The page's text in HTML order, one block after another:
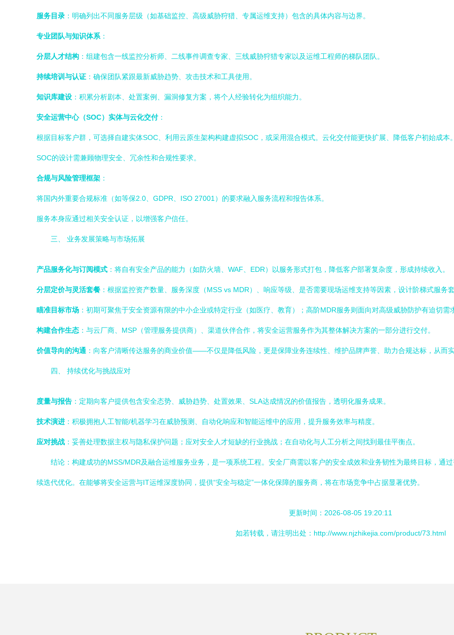
服务目录 ：明确列出不同服务层级（如基础监控、高级威胁狩猎、专属运维支持）包含的具体内容与边界。
专业团队与知识体系 ：
分层人才结构 ：组建包含一线监控分析师、二线事件调查专家、三线威胁狩猎专家以及运维工程师的梯队团队。
持续培训与认证 ：确保团队紧跟最新威胁趋势、攻击技术和工具使用。
知识库建设 ：积累分析剧本、处置案例、漏洞修复方案，将个人经验转化为组织能力。
安全运营中心（SOC）实体与云化交付：
根据目标客户群，可选择自建实体SOC、利用云原生架构构建虚拟SOC，或采用混合模式。云化交付能更快扩展、降低客户初始成本
SOC的设计需兼顾物理安全、冗余性和合规性要求。
合规与风险管理框架 ：
将国内外重要合规标准（如等保2.0、GDPR、ISO 27001）的要求融入服务流程和报告体系。
服务本身应通过相关安全认证，以增强客户信任。
三、 业务发展策略与市场拓展
产品服务化与订阅模式 ：将自有安全产品的能力（如防火墙、WAF、EDR）以服务形式打包，降低客户部署复杂度，形成持续收入。
分层定价与灵活套餐 ：根据监控资产数量、服务深度（MSS vs MDR）、响应等级、是否需要现场运维支持等因素，设计阶梯式服务
瞄准目标市场 ：初期可聚焦于安全资源有限的中小企业或特定行业（如医疗、教育）；高阶MDR服务则面向对高级威胁防护有迫切
构建合作生态 ：与云厂商、MSP（管理服务提供商）、渠道伙伴合作，将安全运营服务作为其整体解决方案的一部分进行交付。
价值导向的沟通 ：向客户清晰传达服务的商业价值——不仅是降低风险，更是保障业务连续性、维护品牌声誉、助力合规达标，从而
四、 持续优化与挑战应对
度量与报告 ：定期向客户提供包含安全态势、威胁趋势、处置效果、SLA达成情况的价值报告，透明化服务成果。
技术演进 ：积极拥抱人工智能/机器学习在威胁预测、自动化响应和智能运维中的应用，提升服务效率与精度。
应对挑战 ：妥善处理数据主权与隐私保护问题；应对安全人才短缺的行业挑战；在自动化与人工分析之间找到最佳平衡点。
结论：构建成功的MSS/MDR及融合运维服务业务，是一项系统工程。安全厂商需以客户的安全成效和业务韧性为最终目标，通
续迭代优化。在能够将安全运营与IT运维深度协同，提供“安全与稳定”一体化保障的服务商，将在市场竞争中占据显著优势。
更新时间：2026-08-05 19:20:11
如若转载，请注明出处：http://www.njzhikejia.com/product/73.html